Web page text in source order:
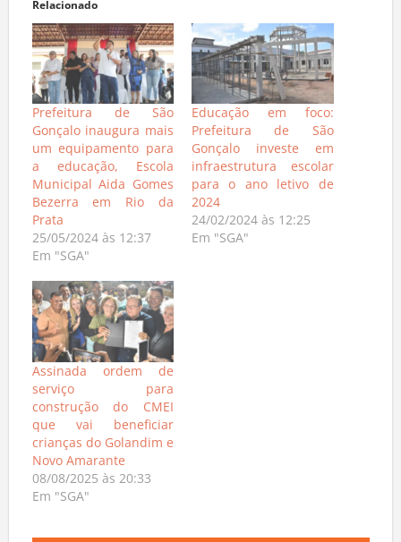
Relacionado
Prefeitura de São
Gonçalo inaugura mais
um equipamento para
a educação, Escola
Municipal Aida Gomes
Bezerra em Rio da
Prata
25/05/2024 às 12:37
Em "SGA"
Educação em foco:
Prefeitura de São
Gonçalo investe em
infraestrutura escolar
para o ano letivo de
2024
24/02/2024 às 12:25
Em "SGA"
Assinada ordem de
serviço para
construção do CMEI
que vai beneficiar
crianças do Golandim e
Novo Amarante
08/08/2025 às 20:33
Em "SGA"